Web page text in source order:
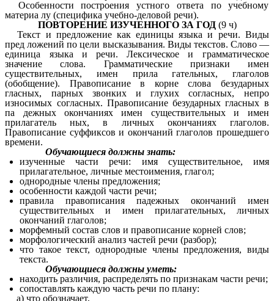
Особенности построения устного ответа по учебному
материа лу (специфика учебно-деловой речи).
ПОВТОРЕНИЕ ИЗУЧЕННОГО ЗА ГОД (9 ч)
Текст и предложение как единицы языка и речи. Виды
пред ложений по цели высказывания. Виды текстов. Слово —
единица языка и речи. Лексическое и грамматическое
значение слова. Грамматические признаки имен
существительных, имен прила гательных, глаголов
(обобщение). Правописание в корне слова безударных
гласных, парных звонких и глухих согласных, непро
износимых согласных. Правописание безударных гласных в
па дежных окончаниях имен существительных и имен
прилагатель ных, в личных окончаниях глаголов.
Правописание суффиксов и окончаний глаголов прошедшего
времени.
Обучающиеся должны знать:
изученные части речи: имя существительное, имя
прилагательное, личные местоимения, глагол;
однородные члены предложения;
особенности каждой части речи;
правила правописания падежных окончаний имен
существительных и имен прилагательных, личных
окончаний глаголов;
морфемный состав слов и правописание корней слов;
морфологический анализ частей речи (разбор);
что такое текст, однородные члены предложения, виды
текста.
Обучающиеся должны уметь:
находить различия, распределять по признакам части речи;
сопоставлять каждую часть речи по плану:
а) что обозначает,